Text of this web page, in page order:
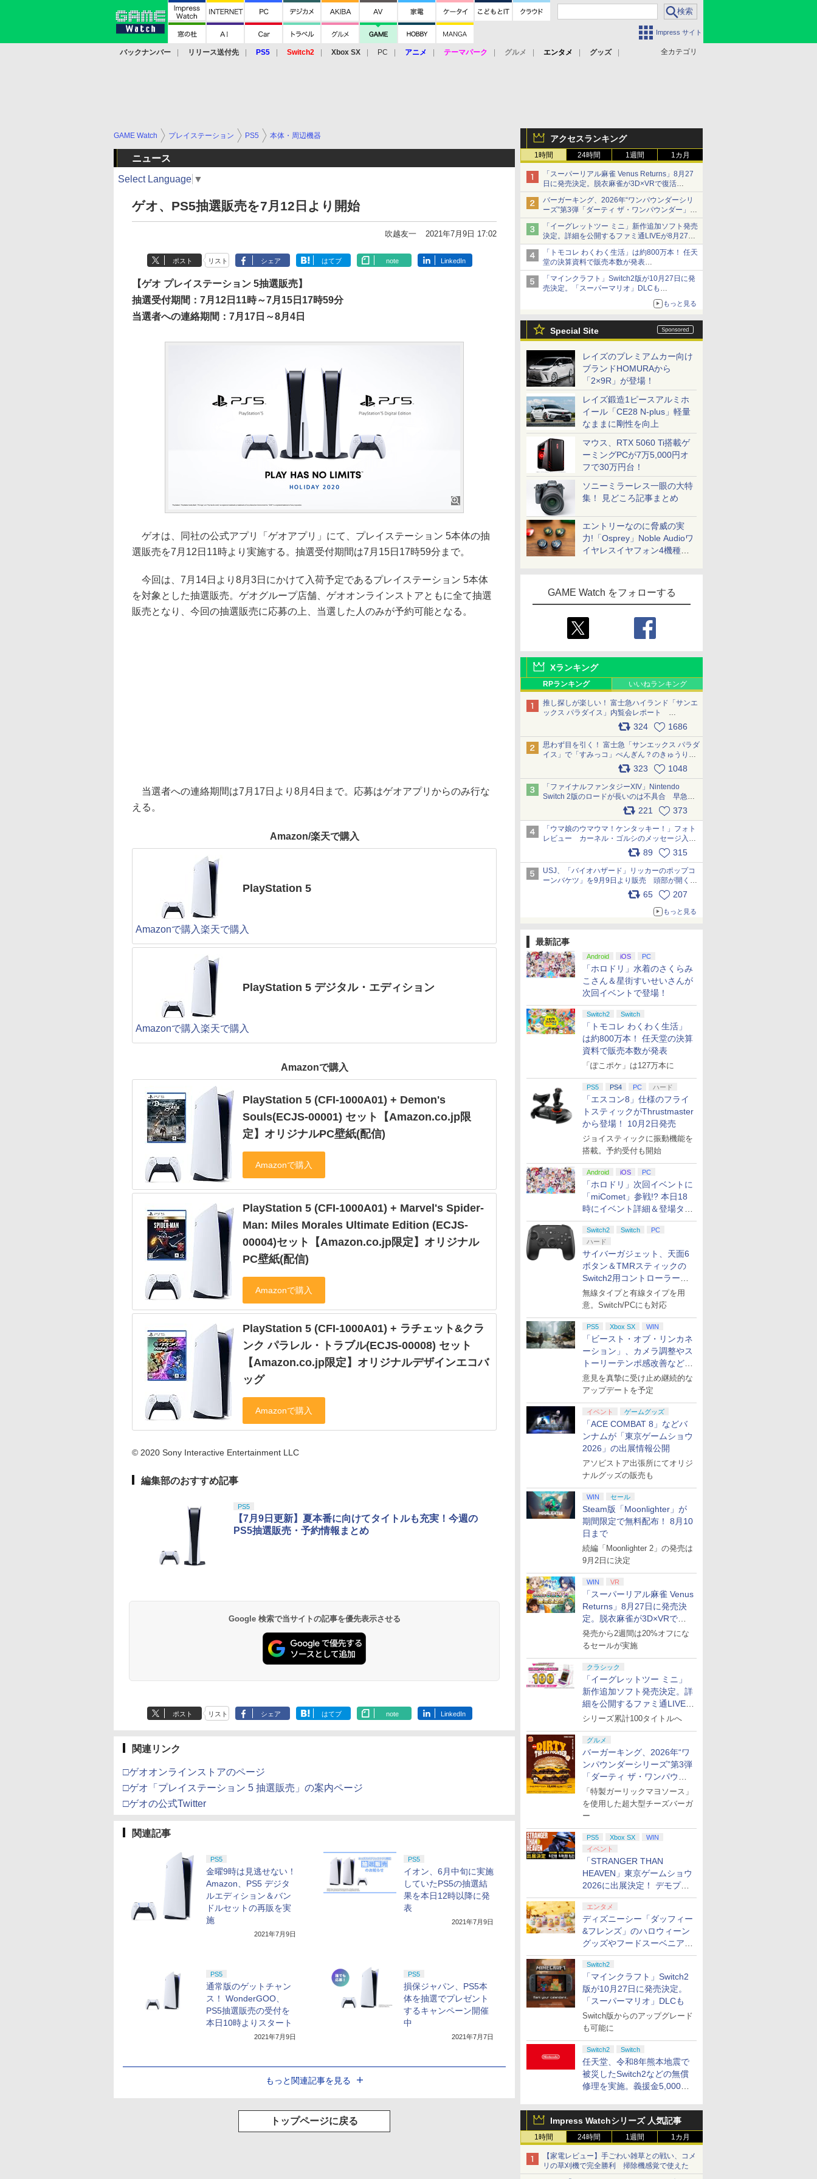
Impress サイト
全カテゴリ
バックナンバー リリース送付先 PS5 Switch2 Xbox SX PC アニメ テーマパーク グルメ エンタメ
グッズ
アクセスランキング
1時間 24時間 1週間 1カ月
「スーパーリアル麻雀 Venus Returns」8月27
日に発売決定。脱衣麻雀が3D×VRで復活
発売から2週間は20%オフになるセールが実施
バーガーキング、2026年“ワンパウンダーシリ
ーズ”第3弾「ダーティ ザ・ワンパウンダー」を
8月7日発売
「特製ガーリックマヨソース」を使用した超大
型チーズバーガー
「イーグレットツー ミニ」新作追加ソフト発売
決定。詳細を公開するファミ通LIVEが8月27日
20時から配信
シリーズ累計100タイトルへ
「トモコレ わくわく生活」は約800万本！ 任天
堂の決算資料で販売本数が発表
「ぽこポケ」は127万本に
「マインクラフト」Switch2版が10月27日に発
売決定。「スーパーマリオ」DLCも
Switch版からのアップグレードも可能に
もっと見る
Special Site
レイズのプレミアムカー向け
ブランドHOMURAから
「2×9R」が登場！
レイズ鍛造1ピースアルミホ
イール「CE28 N-plus」軽量
なままに剛性を向上
マウス、RTX 5060 Ti搭載ゲ
ーミングPCが7万5,000円オ
フで30万円台！
ソニーミラーレス一眼の大特
集！ 見どころ記事まとめ
エントリーなのに脅威の実
力!「Osprey」Noble Audioワ
イヤレスイヤフォン4機種を
GAME Watch をフォローする
Xランキング
RPランキング いいねランキング
推し探しが楽しい！ 富士急ハイランド「サンエ
ックス パラダイス」内覧会レポート
324 1686
思わず目を引く！ 富士急「サンエックス パラダ
イス」で「すみっコ」ぺんぎん？のきゅうりド
ッグを食べてみた イラストそのままのメニュ
ー化に挑戦。これが意外にもおいしい
pic.x.com/Kgl04hZaeg
323 1048
「ファイナルファンタジーXIV」Nintendo
Switch 2版のロードが長いのは不具合 早急に
アップデートできるよう対応中221 373
「ウマ娘のウマウマ！ケンタッキー！」フォト
レビュー カーネル・ゴルシのメッセージ入り
パッケージや描き下ろしトレカなどが登場
89 315
USJ、「バイオハザード」リッカーのポップコ
ーンバケツ」を9月9日より販売 頭部が開く仕
組み。味は恐怖を堪のう「味噌フレーバー」
65 207
もっと見る
最新記事
Android iOS PC
「ホロドリ」水着のさくらみ
こさん＆星街すいせいさんが
次回イベントで登場！
Switch2 Switch
「トモコレ わくわく生活」
は約800万本！ 任天堂の決算
資料で販売本数が発表
「ぽこポケ」は127万本に
PS5 PS4 PC ハード
「エスコン8」仕様のフライ
トスティックがThrustmaster
から登場！ 10月2日発売
ジョイスティックに振動機能を
搭載。予約受付も開始
Android iOS PC
「ホロドリ」次回イベントに
「miComet」参戦!? 本日18
時にイベント詳細＆登場タレ
ント公開
Switch2 Switch
PC
ハード
サイバーガジェット、天面6
ボタン＆TMRスティックの
Switch2用コントローラーを9
月下旬発売！
無線タイプと有線タイプを用
意。Switch/PCにも対応
PS5 Xbox SX WIN
「ビースト・オブ・リンカネ
ーション」、カメラ調整やス
トーリーテンポ感改善などの
アプデを1週間以内に実施
意見を真摯に受け止め継続的な
アップデートを予定
イベント ゲームグッズ
「ACE COMBAT 8」などバ
ンナムが「東京ゲームショウ
2026」の出展情報公開
アソビストア出張所にてオリジ
ナルグッズの販売も
WIN セール
Steam版「Moonlighter」が
期間限定で無料配布！ 8月10
日まで
続編「Moonlighter 2」の発売は
9月2日に決定
WIN VR
「スーパーリアル麻雀 Venus
Returns」8月27日に発売決
定。脱衣麻雀が3D×VRで復
活
発売から2週間は20%オフにな
るセールが実施
クラシック
「イーグレットツー ミニ」
新作追加ソフト発売決定。詳
細を公開するファミ通LIVEが
8月27日20時から配信
シリーズ累計100タイトルへ
グルメ
バーガーキング、2026年“ワ
ンパウンダーシリーズ”第3弾
「ダーティ ザ・ワンパウン
ダー」を8月7日発売
「特製ガーリックマヨソース」
を使用した超大型チーズバーガ
ー
PS5 Xbox SX
WIN
イベント
「STRANGER THAN
HEAVEN」東京ゲームショウ
2026に出展決定！ デモプレ
イや体験型展示も
エンタメ
ディズニーシー「ダッフィー
&フレンズ」のハロウィーン
グッズやフードスーベニアが
8月25日より発売
Switch2
「マインクラフト」Switch2
版が10月27日に発売決定。
「スーパーマリオ」DLCも
Switch版からのアップグレード
も可能に
Switch2 Switch
任天堂、令和8年熊本地震で
被災したSwitch2などの無償
修理を実施。義援金5,000万
Impress Watchシリーズ 人気記事
1時間 24時間 1週間 1カ月
【家電レビュー】手ごわい雑草との戦い、コメ
リの草刈機で完全勝利 掃除機感覚で使えた
GAME Watch プレイステーション PS5 本体・周辺機器
ニュース
Select Language ▼
ゲオ、PS5抽選販売を7月12日より開始
吹越友一 2021年7月9日 17:02
ポスト リスト シェア はてブ note LinkedIn
【ゲオ プレイステーション 5抽選販売】
抽選受付期間：7月12日11時～7月15日17時59分
当選者への連絡期間：7月17日～8月4日
ゲオは、同社の公式アプリ「ゲオアプリ」にて、プレイステーション 5本体の抽
選販売を7月12日11時より実施する。抽選受付期間は7月15日17時59分まで。
今回は、7月14日より8月3日にかけて入荷予定であるプレイステーション 5本体
を対象とした抽選販売。ゲオグループ店舗、ゲオオンラインストアともに全て抽選
販売となり、今回の抽選販売に応募の上、当選した人のみが予約可能となる。
当選者への連絡期間は7月17日より8月4日まで。応募はゲオアプリからのみ行な
える。
Amazon/楽天で購入
PlayStation 5
Amazonで購入楽天で購入
PlayStation 5 デジタル・エディション
Amazonで購入楽天で購入
Amazonで購入
PlayStation 5 (CFI-1000A01) + Demon's
Souls(ECJS-00001) セット【Amazon.co.jp限
定】オリジナルPC壁紙(配信)
PlayStation 5 (CFI-1000A01) + Marvel's Spider-
Man: Miles Morales Ultimate Edition (ECJS-
00004)セット【Amazon.co.jp限定】オリジナル
PC壁紙(配信)
PlayStation 5 (CFI-1000A01) + ラチェット&クラ
ンク パラレル・トラブル(ECJS-00008) セット
【Amazon.co.jp限定】オリジナルデザインエコバ
ッグ
© 2020 Sony Interactive Entertainment LLC
編集部のおすすめ記事
PS5
【7月9日更新】夏本番に向けてタイトルも充実！今週の
PS5抽選販売・予約情報まとめ
Google 検索で当サイトの記事を優先表示させる
ポスト リスト シェア はてブ note LinkedIn
関連リンク
□ゲオオンラインストアのページ
□ゲオ「プレイステーション 5 抽選販売」の案内ページ
□ゲオの公式Twitter
関連記事
PS5
金曜9時は見逃せない！
Amazon、PS5 デジタ
ルエディション＆バン
ドルセットの再販を実
施
2021年7月9日
PS5
イオン、6月中旬に実施
していたPS5の抽選結
果を本日12時以降に発
表
2021年7月9日
PS5
通常版のゲットチャン
ス！ WonderGOO、
PS5抽選販売の受付を
本日10時よりスタート
2021年7月9日
PS5
損保ジャパン、PS5本
体を抽選でプレゼント
するキャンペーン開催
中
2021年7月7日
もっと関連記事を見る
トップページに戻る